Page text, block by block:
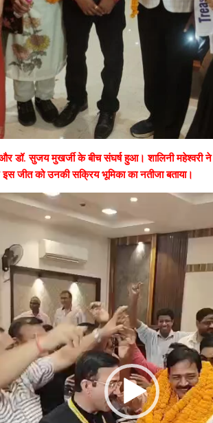
और डॉ. सुजय मुखर्जी के बीच संघर्ष हुआ। शालिनी
जीत को उनकी सक्रिय भूमिका का नतीजा बताया।
All Rights News
Uttar
Pradesh
राजनीति हॉट राजनीतिक
समाजवादी पार्टी ने किया महंगाई के
खिलाफ प्रदर्शन
August 4, 2021 Editor All Rights 0